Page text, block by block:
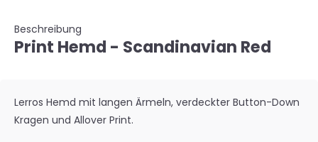
Beschreibung
Print Hemd - Scandinavian Red
Lerros Hemd mit langen Ärmeln, verdeckter Button-Down
Kragen und Allover Print.